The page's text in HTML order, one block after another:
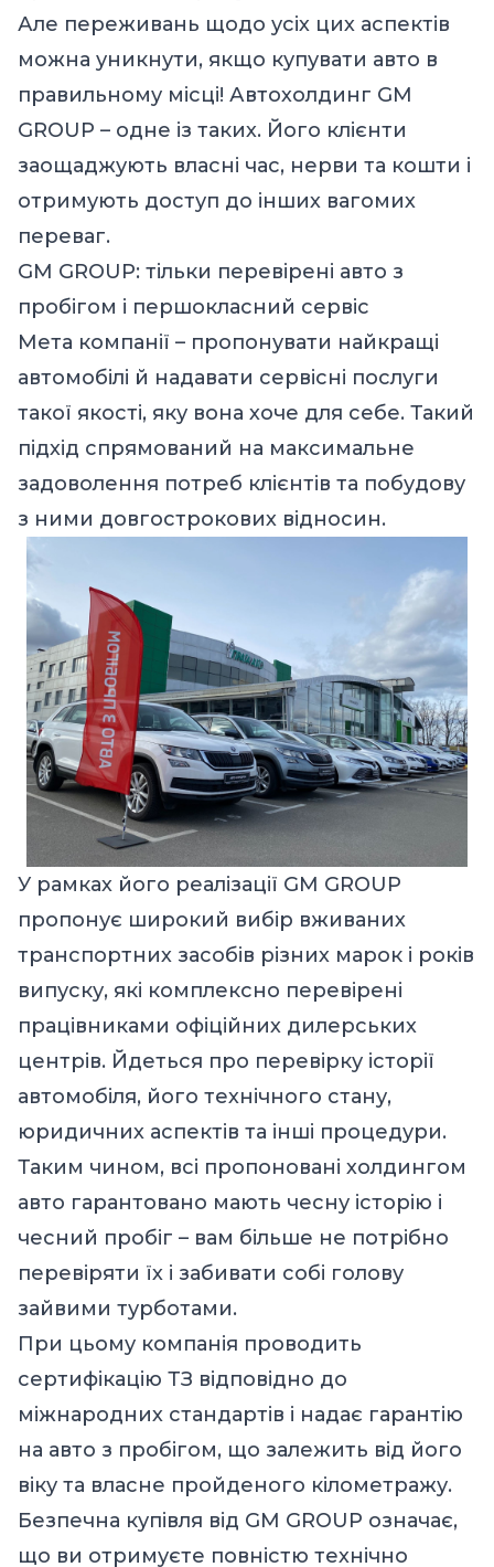
Але переживань щодо усіх цих аспектів
можна уникнути, якщо купувати авто в
правильному місці! Автохолдинг GM
GROUP – одне із таких. Його клієнти
заощаджують власні час, нерви та кошти і
отримують доступ до інших вагомих
переваг.
GM GROUP: тільки перевірені авто з
пробігом і першокласний сервіс
Мета компанії – пропонувати найкращі
автомобілі й надавати сервісні послуги
такої якості, яку вона хоче для себе. Такий
підхід спрямований на максимальне
задоволення потреб клієнтів та побудову
з ними довгострокових відносин.
У рамках його реалізації GM GROUP
пропонує широкий вибір вживаних
транспортних засобів різних марок і років
випуску, які комплексно перевірені
працівниками офіційних дилерських
центрів. Йдеться про перевірку історії
автомобіля, його технічного стану,
юридичних аспектів та інші процедури.
Таким чином, всі пропоновані холдингом
авто гарантовано мають чесну історію і
чесний пробіг – вам більше не потрібно
перевіряти їх і забивати собі голову
зайвими турботами.
При цьому компанія проводить
сертифікацію ТЗ відповідно до
міжнародних стандартів і надає гарантію
на авто з пробігом, що залежить від його
віку та власне пройденого кілометражу.
Безпечна купівля від GM GROUP означає,
що ви отримуєте повністю технічно